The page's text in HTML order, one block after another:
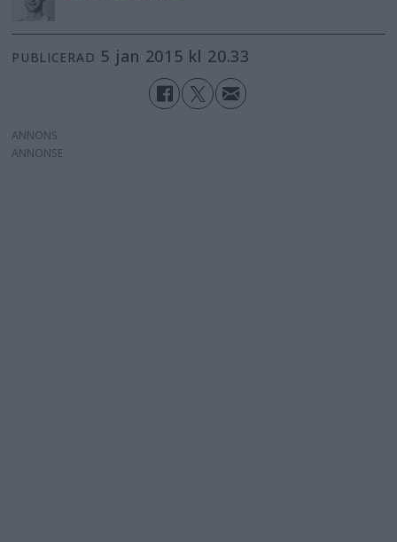
PUBLICERAD 5 jan 2015 kl 20.33
ANNONS